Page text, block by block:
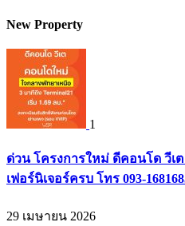
New Property
1
ด่วน โครงการใหม่ ดีคอนโด วีเ
เฟอร์นิเจอร์ครบ โทร 093-
29 เมษายน 2026